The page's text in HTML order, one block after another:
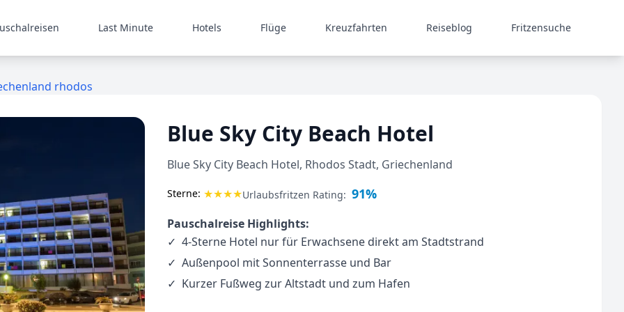
Last Minute Hotels Flüge Kreuzfahrten Reiseblog Fritzensuche
rhodos
Blue Sky City Beach Hotel
Blue Sky City Beach Hotel, Rhodos Stadt, Griechenland
Sterne: ★★★★Urlaubsfritzen Rating: 91%
Pauschalreise Highlights:
4-Sterne Hotel nur für Erwachsene direkt am Stadtstrand
Außenpool mit Sonnenterrasse und Bar
Kurzer Fußweg zur Altstadt und zum Hafen